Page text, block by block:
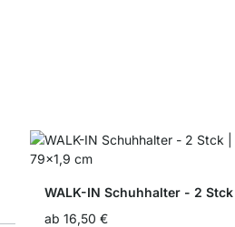
WALK-IN Schuhhalter - 2 Stck
ab 16,50 €